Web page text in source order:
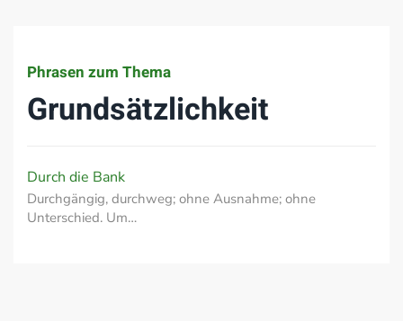
Phrasen zum Thema
Grundsätzlichkeit
Durch die Bank
Durchgängig, durchweg; ohne Ausnahme; ohne
Unterschied. Um…